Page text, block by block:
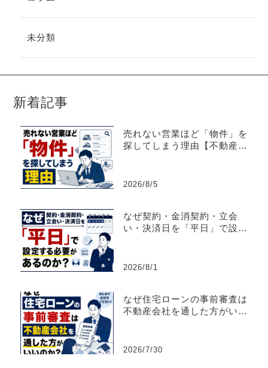
未分類
新着記事
売れない営業ほど「物件」を
探してしまう理由【不動産売
2026/8/5
なぜ契約・金消契約・立会
い・決済日を「平日」で設定
2026/8/1
なぜ住宅ローンの事前審査は
不動産会社を通した方がいい
2026/7/30